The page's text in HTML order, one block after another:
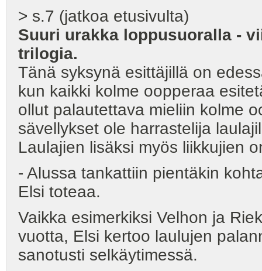
> s.7 (jatkoa etusivulta)
Suuri urakka loppusuoralla -
trilogia.
Tänä syksynä esittäjillä on
kun kaikki kolme oopperaa
ollut palautettava mieliin kolme
sävellykset ole harrastelija
Laulajien lisäksi myös liikkujien
- Alussa tankattiin pientäkin
Elsi toteaa.
Vaikka esimerkiksi Velhon ja
vuotta, Elsi kertoo laulujen
sanotusti selkäytimessä.